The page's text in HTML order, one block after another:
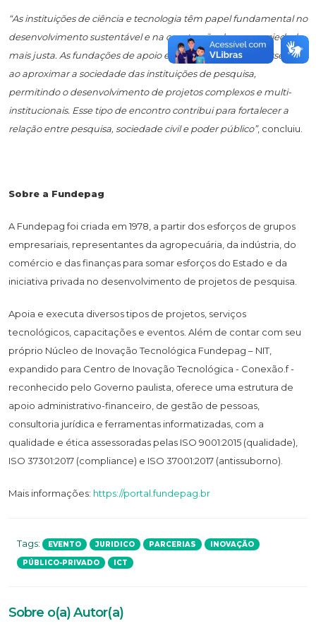
“As instituições de ciência e tecnologia têm papel fundamental no
desenvolvimento sustentável e na construção de uma sociedade
mais justa. As fundações de apoio exercem uma função essencial
ao aproximar a sociedade das instituições de pesquisa,
permitindo o desenvolvimento de projetos complexos e multi-
institucionais. Esse tipo de encontro contribui para fortalecer a
relação entre pesquisa, sociedade civil e poder público”, concluiu.
Sobre a Fundepag
A Fundepag foi criada em 1978, a partir dos esforços de grupos
empresariais, representantes da agropecuária, da indústria, do
comércio e das finanças para somar esforços do Estado e da
iniciativa privada no desenvolvimento de projetos de pesquisa.
Apoia e executa diversos tipos de projetos, serviços
tecnológicos, capacitações e eventos. Além de contar com seu
próprio Núcleo de Inovação Tecnológica Fundepag – NIT,
expandido para Centro de Inovação Tecnológica - Conexão.f -
reconhecido pelo Governo paulista, oferece uma estrutura de
apoio administrativo-financeiro, de gestão de pessoas,
consultoria jurídica e ferramentas informatizadas, com a
qualidade e ética assessoradas pelas ISO 9001:2015 (qualidade),
ISO 37301:2017 (compliance) e ISO 37001:2017 (antissuborno).
Mais informações: https://portal.fundepag.br
Tags: EVENTO JURIDICO PARCERIAS INOVAÇÃO
PÚBLICO-PRIVADO ICT
Sobre o(a) Autor(a)